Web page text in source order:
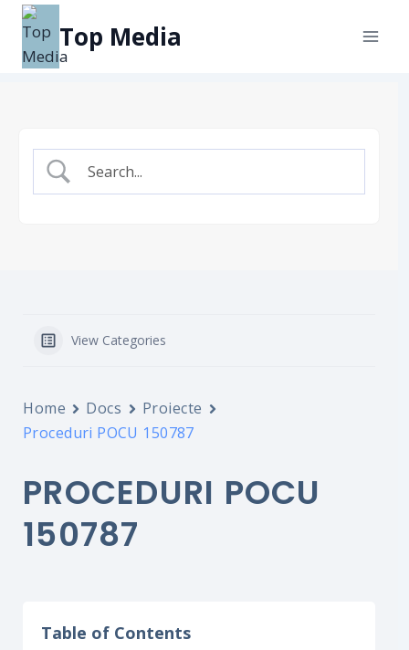
Top Media
View Categories
Home Docs
Proiecte
Proceduri POCU 150787
PROCEDURI POCU
150787
Table of Contents